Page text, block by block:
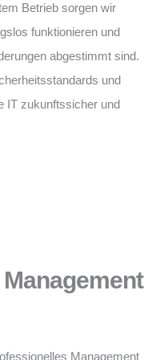
Betrieb sorgen wir
funktionieren und
abgestimmt sind.
und
IT zukunftssicher und
Management